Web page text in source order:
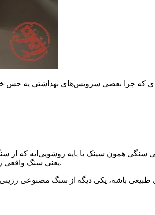
سنگی همون سینک یا پایه روشویی‌ایه که
یعنی سنگ واقعی زیر دستته! این نوع روشویی معمولاً در سرویس‌های مدرن، لوکس یا حتی سبک‌های سنتی و روستیک استفاده میشه.
باشه، یکی دیگه از سنگ مصنوعی